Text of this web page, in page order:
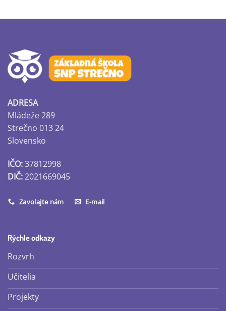
ADRESA
Mládeže 289
Strečno 013 24
Slovensko
IČO:37812998
DIČ:2021669045
Zavolajte nám E-mail
Rýchle odkazy
Rozvrh
Učitelia
Projekty